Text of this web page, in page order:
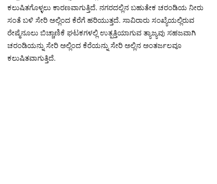
ಕಲುಷಿತಗೊಳ್ಳಲು ಕಾರಣವಾಗುತ್ತಿದೆ. ನಗರದಲ್ಲಿನ ಬಹುತೇಕ ಚರಂಡಿಯ ನೀರು
ಸಂತೆ ಬಳಿ ಸೇರಿ ಅಲ್ಲಿಂದ ಕೆರೆಗೆ ಹರಿಯುತ್ತದೆ. ಸಾವಿರಾರು ಸಂಖ್ಯೆಯಲ್ಲಿರುವ
ರೇಷ್ಮೆನೂಲು ಬಿಚ್ಚಾಣಿಕೆ ಘಟಕಗಳಲ್ಲಿ ಉತ್ಪತ್ತಿಯಾಗುವ ತ್ಯಾಜ್ಯವು ಸಹಜವಾಗಿ
ಚರಂಡಿಯನ್ನು ಸೇರಿ ಅಲ್ಲಿಂದ ಕೆರೆಯನ್ನು ಸೇರಿ ಅಲ್ಲಿನ ಅಂತರ್ಜಲವೂ
ಕಲುಷಿತವಾಗುತ್ತಿದೆ.